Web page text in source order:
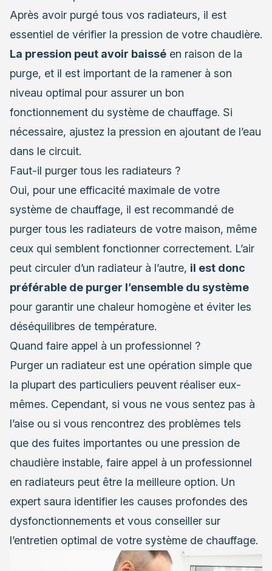
Après avoir purgé tous vos radiateurs, il est
essentiel de vérifier la pression de votre chaudière.
La pression peut avoir baissé en raison de la
purge, et il est important de la ramener à son
niveau optimal pour assurer un bon
fonctionnement du système de chauffage. Si
nécessaire, ajustez la pression en ajoutant de l’eau
dans le circuit.
Faut-il purger tous les radiateurs ?
Oui, pour une efficacité maximale de votre
système de chauffage, il est recommandé de
purger tous les radiateurs de votre maison, même
ceux qui semblent fonctionner correctement. L’air
peut circuler d’un radiateur à l’autre, il est donc
préférable de purger l’ensemble du système
pour garantir une chaleur homogène et éviter les
déséquilibres de température.
Quand faire appel à un professionnel ?
Purger un radiateur est une opération simple que
la plupart des particuliers peuvent réaliser eux-
mêmes. Cependant, si vous ne vous sentez pas à
l’aise ou si vous rencontrez des problèmes tels
que des fuites importantes ou une pression de
chaudière instable, faire appel à un professionnel
en radiateurs peut être la meilleure option. Un
expert saura identifier les causes profondes des
dysfonctionnements et vous conseiller sur
l’entretien optimal de votre système de chauffage.